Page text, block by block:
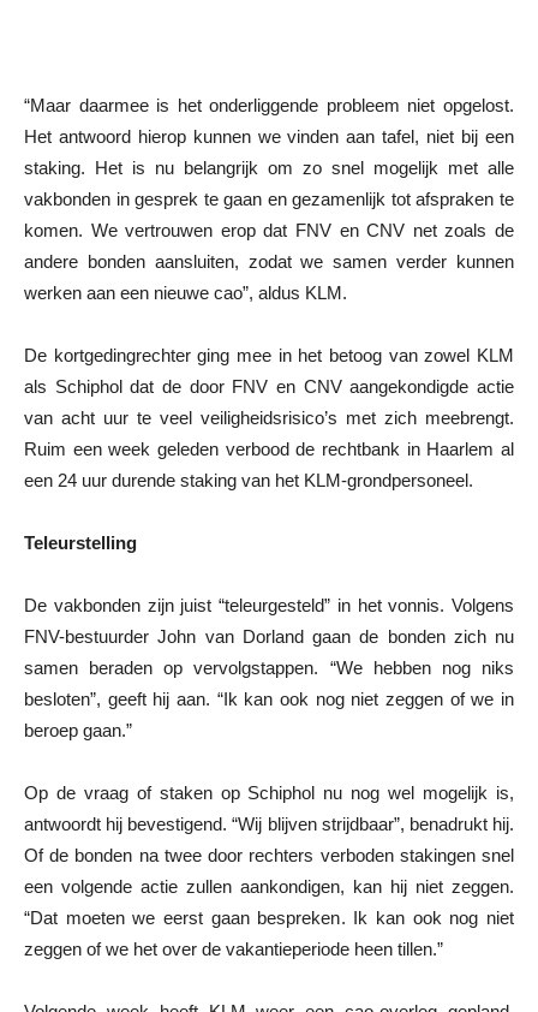
“Maar daarmee is het onderliggende probleem niet opgelost.
Het antwoord hierop kunnen we vinden aan tafel, niet bij een
staking. Het is nu belangrijk om zo snel mogelijk met alle
vakbonden in gesprek te gaan en gezamenlijk tot afspraken te
komen. We vertrouwen erop dat FNV en CNV net zoals de
andere bonden aansluiten, zodat we samen verder kunnen
werken aan een nieuwe cao”, aldus KLM.
De kortgedingrechter ging mee in het betoog van zowel KLM
als Schiphol dat de door FNV en CNV aangekondigde actie
van acht uur te veel veiligheidsrisico’s met zich meebrengt.
Ruim een week geleden verbood de rechtbank in Haarlem al
een 24 uur durende staking van het KLM-grondpersoneel.
Teleurstelling
De vakbonden zijn juist “teleurgesteld” in het vonnis. Volgens
FNV-bestuurder John van Dorland gaan de bonden zich nu
samen beraden op vervolgstappen. “We hebben nog niks
besloten”, geeft hij aan. “Ik kan ook nog niet zeggen of we in
beroep gaan.”
Op de vraag of staken op Schiphol nu nog wel mogelijk is,
antwoordt hij bevestigend. “Wij blijven strijdbaar”, benadrukt hij.
Of de bonden na twee door rechters verboden stakingen snel
een volgende actie zullen aankondigen, kan hij niet zeggen.
“Dat moeten we eerst gaan bespreken. Ik kan ook nog niet
zeggen of we het over de vakantieperiode heen tillen.”